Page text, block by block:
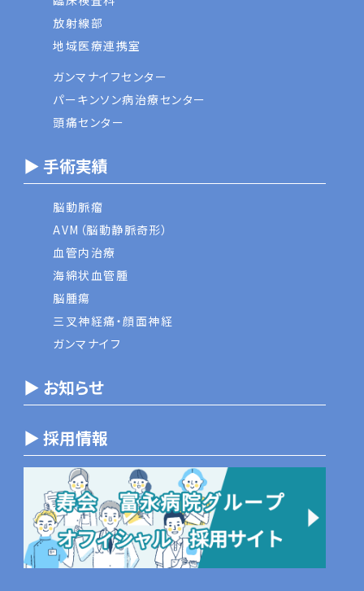
放射線部
地域医療連携室
ガンマナイフセンター
パーキンソン病治療センター
頭痛センター
▶ 手術実績
脳動脈瘤
AVM（脳動静脈奇形）
血管内治療
海綿状血管腫
脳腫瘍
三叉神経痛・顔面神経
ガンマナイフ
▶ お知らせ
▶ 採用情報